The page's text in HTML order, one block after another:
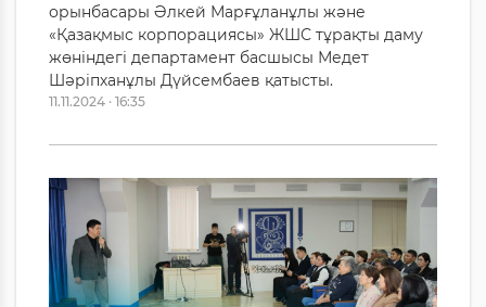
орынбасары Әлкей Марғұланұлы және
«Қазақмыс корпорациясы» ЖШС тұрақты даму
жөніндегі департамент басшысы Медет
Шәріпханұлы Дүйсембаев қатысты.
11.11.2024 · 16:35